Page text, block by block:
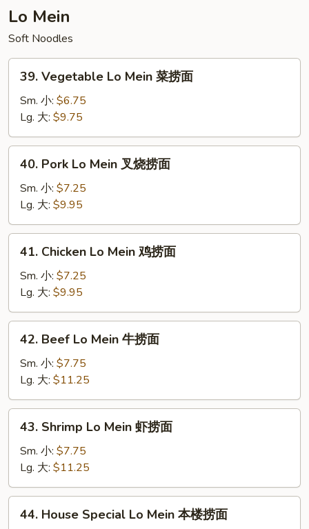
本
楼
炒
米
Lo Mein
Soft Noodles
Vegetable
Lo
Mein
菜
捞
39. Vegetable Lo Mein 菜捞面
Sm. 小: $6.75
Lg. 大: $9.75
Pork
Lo
Mein
叉
烧
40. Pork Lo Mein 叉烧捞面
Sm. 小: $7.25
Lg. 大: $9.95
Chicken
Lo
Mein
鸡
捞
41. Chicken Lo Mein 鸡捞面
Sm. 小: $7.25
Lg. 大: $9.95
Beef
Lo
Mein
牛
捞
42. Beef Lo Mein 牛捞面
Sm. 小: $7.75
Lg. 大: $11.25
Shrimp
Lo
Mein
虾
捞
43. Shrimp Lo Mein 虾捞面
Sm. 小: $7.75
Lg. 大: $11.25
House
44. House Special Lo Mein 本楼捞面